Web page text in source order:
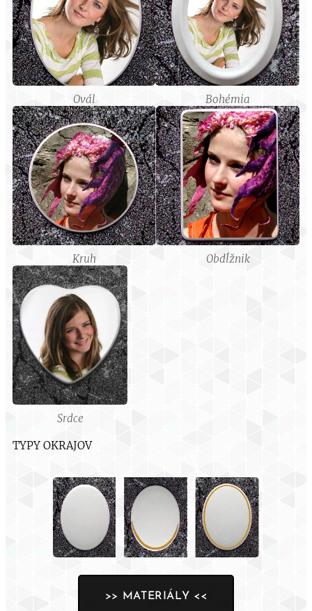
Ovál Bohémia
Kruh Obdĺžnik
Srdce
TYPY OKRAJOV
>> MATERIÁLY <<